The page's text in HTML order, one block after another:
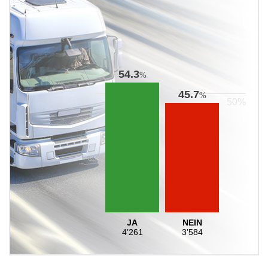
54.3%
JA
4’261
45.7%
NEIN
3’584